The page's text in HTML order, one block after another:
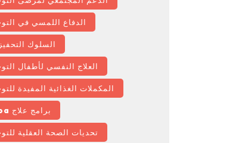
الدفاع اللمسي في
السلوك
العلاج النفسي لأطفال
المكملات الغذائية المفيدة
برامج علاج aba
تحديات الصحة العقلية